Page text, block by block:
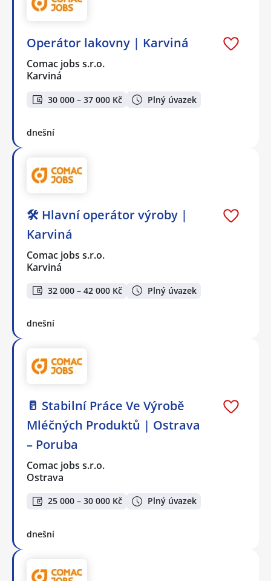
Operátor lakovny | Karviná
Comac jobs s.r.o.
Karviná
30 000 – 37 000 Kč Plný úvazek
dnešní
🛠️ Hlavní operátor výroby |
Karviná
Comac jobs s.r.o.
Karviná
32 000 – 42 000 Kč Plný úvazek
dnešní
🥛 Stabilní Práce Ve Výrobě
Mléčných Produktů | Ostrava
– Poruba
Comac jobs s.r.o.
Ostrava
25 000 – 30 000 Kč Plný úvazek
dnešní